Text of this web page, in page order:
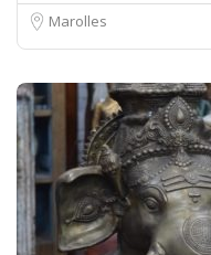
Marolles